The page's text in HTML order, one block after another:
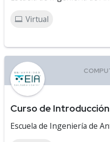
Virtual
Curso de
Escuela de Ingeniería de